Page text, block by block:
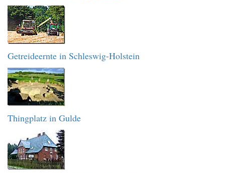
Getreideernte in Schleswig-Holstein
Thingplatz in Gulde